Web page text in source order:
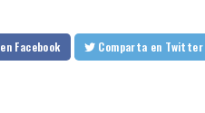
en Facebook Comparta en Twitter